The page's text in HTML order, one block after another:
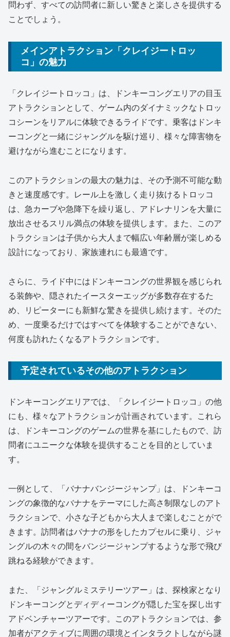
問わず、すべての訪問者に新しい驚きと楽しさを提供する
ことでしょう。
メインアトラクション「クレイジートロッ
コ」の魅力
「クレイジートロッコ」は、ドンキーコングエリアの目玉
アトラクションとして、ゲーム内のダイナミックなトロッ
コシーンをリアルに体験できるライドです。乗客はドンキ
ーコングと一緒にジャングルを駆け巡り、様々な障害物を
避けながら進むことになります。
このアトラクションの最大の魅力は、その予測不可能な動
きと速度感です。レール上を激しく走り抜けるトロッコ
は、急カーブや急降下を繰り返し、アドレナリンを大量に
放出させるスリル満点の体験を提供します。また、このア
トラクションは子供から大人まで幅広い年齢層が楽しめる
設計になっており、家族連れにも最適です。
さらに、ライド中にはドンキーコングの世界観を感じられ
る装飾や、隠されたイースターエッグが多数存在するた
め、リピーターにも新鮮な驚きを提供し続けます。そのた
め、一度乗るだけではすべてを体験することができない、
何度も訪れたくなるアトラクションです。
予定されているその他のアトラクション
ドンキーコングエリアでは、「クレイジートロッコ」の他
にも、様々なアトラクションが計画されています。これら
は、ドンキーコングのゲームの世界を基にしたもので、訪
問者にユニークな体験を提供することを目的としていま
す。
一例として、「バナナバンジージャンプ」は、ドンキーコ
ングの象徴的なバナナをテーマにした高さ制限なしのアト
ラクションで、小さな子どもから大人まで楽しむことがで
きます。訪問者はバナナの形をしたカプセルに乗り、ジャ
ングルの木々の間をバンジージャンプするような形で飛び
跳ねる経験ができます。
また、「ジャングルミステリーツアー」は、探検家となり
ドンキーコングとディディーコングが隠した宝を探し出す
アドベンチャーツアーです。このアトラクションでは、参
加者がアクティブに周囲の環境とインタラクトしながら謎